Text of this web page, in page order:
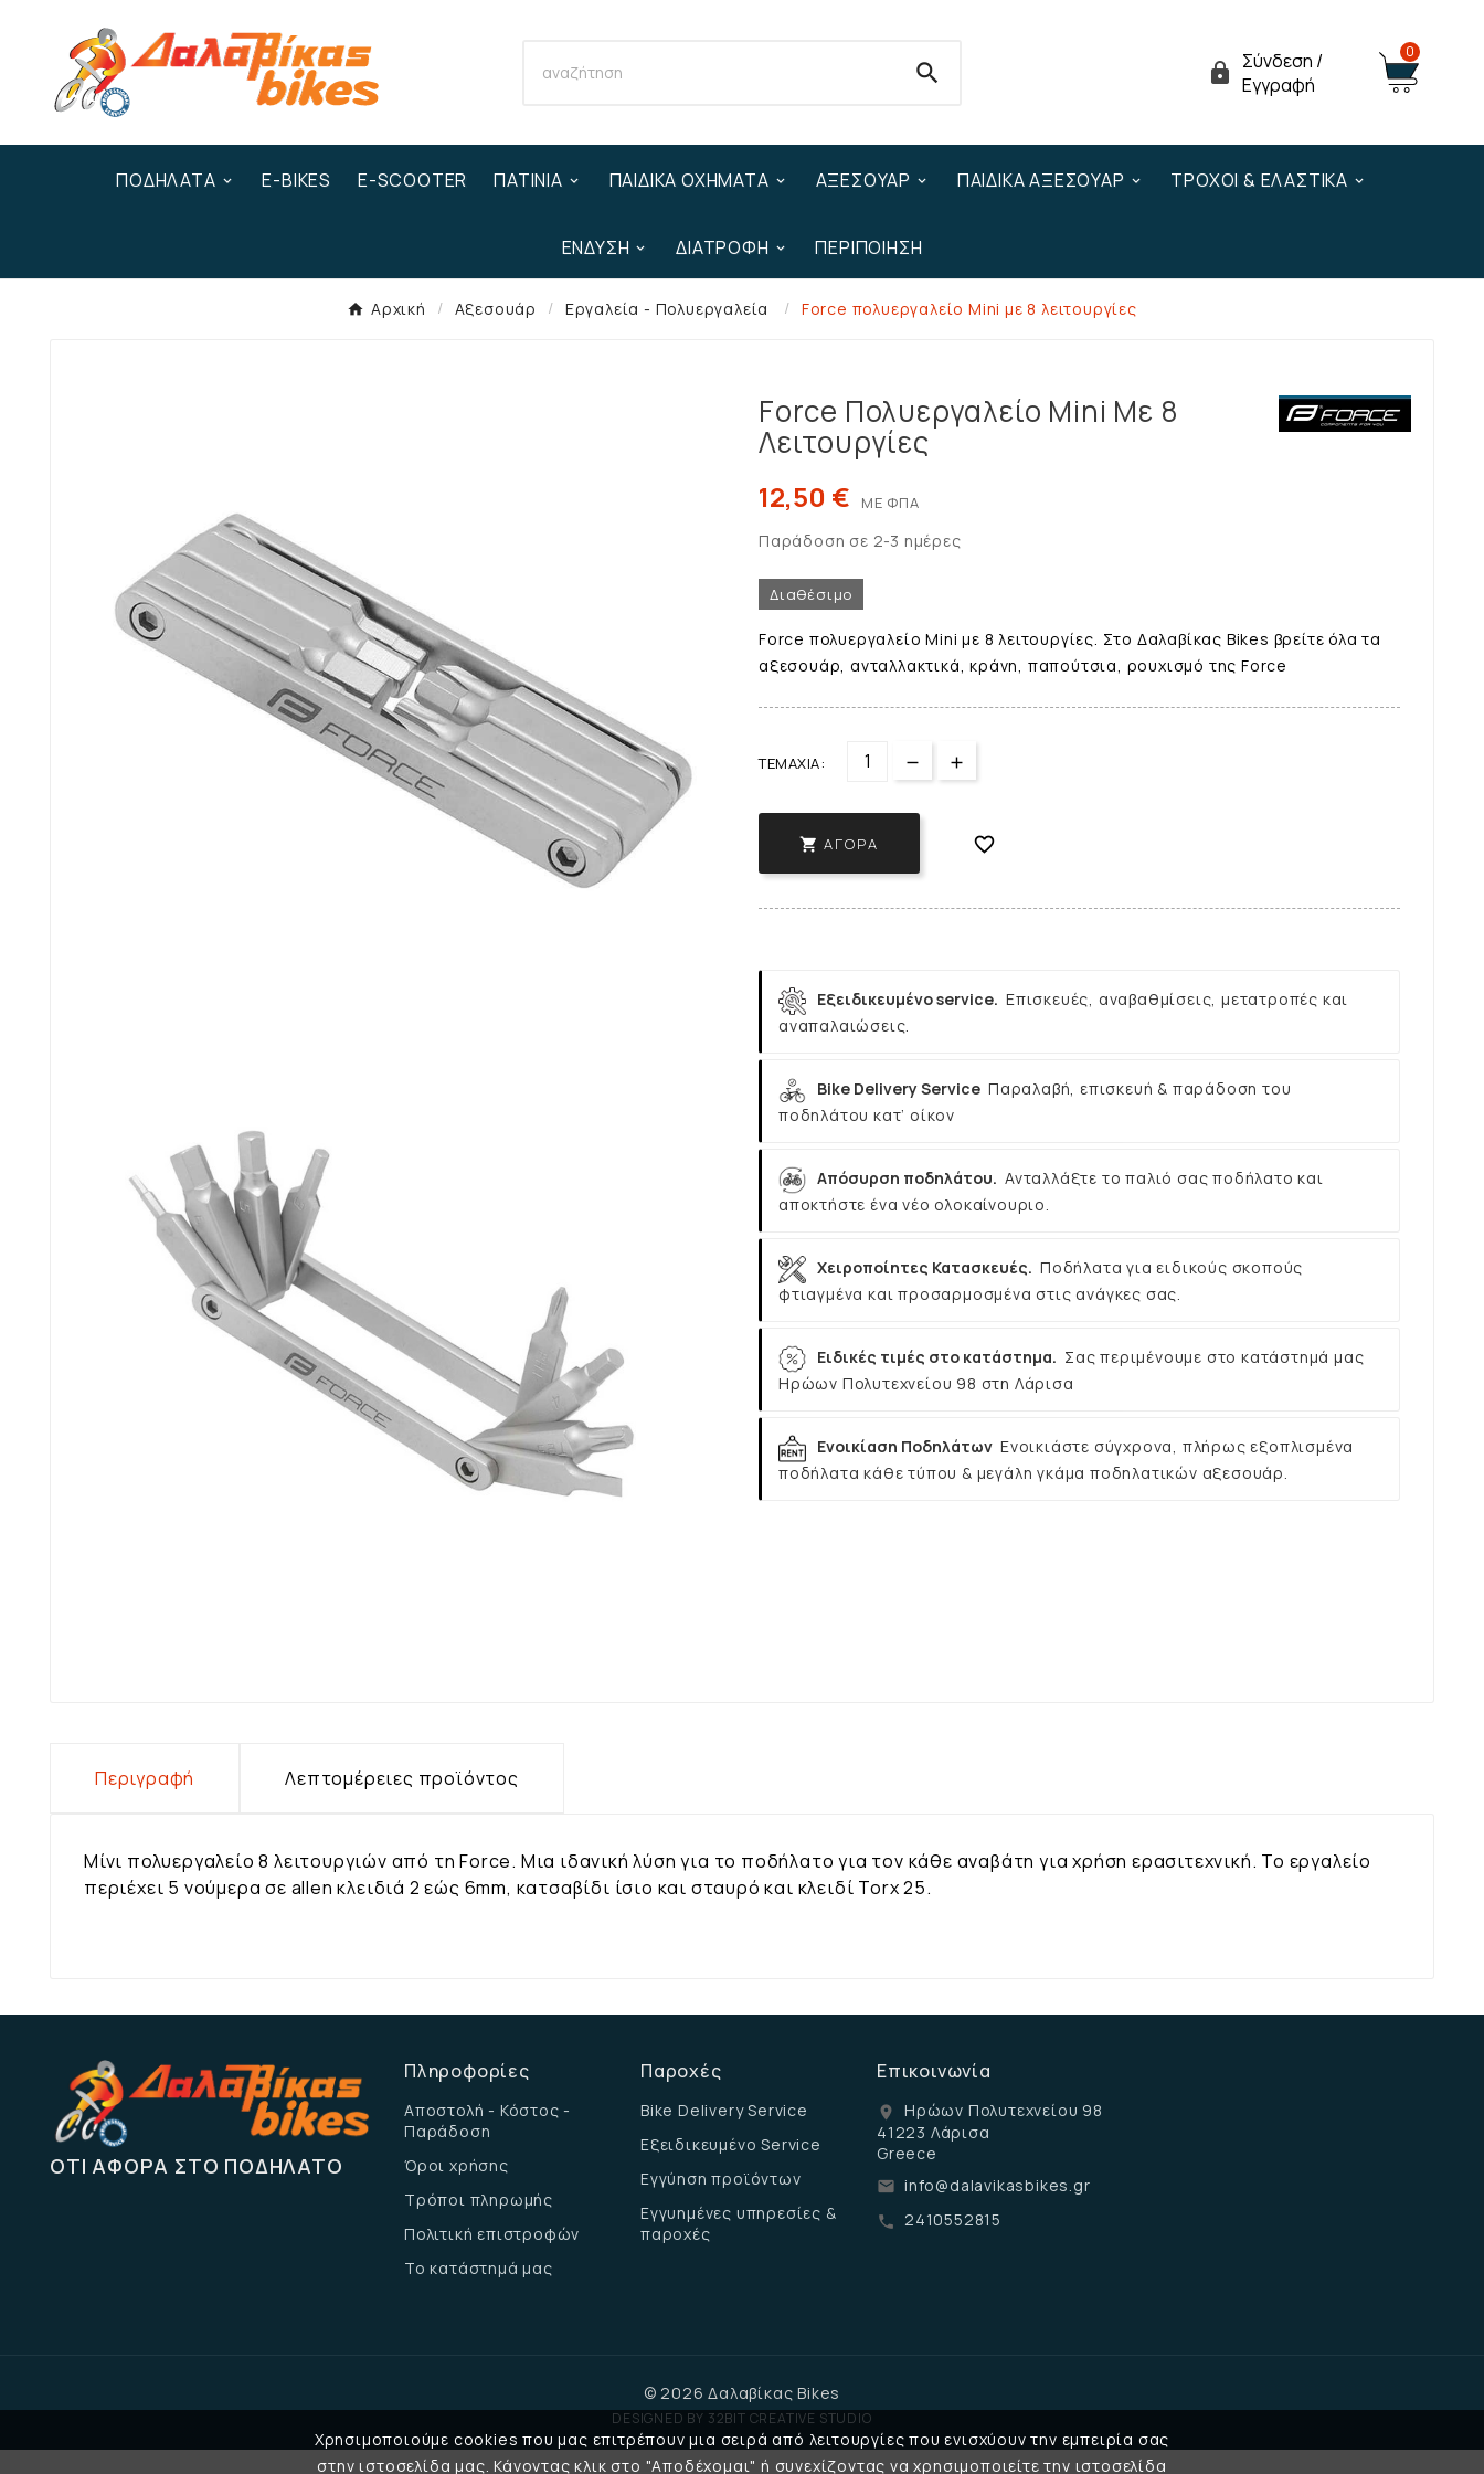
Χρησιμοποιούμε cookies που μας επιτρέπουν μια σειρά από λειτουργίες που ενισχύουν την εμπειρία σας
στην ιστοσελίδα μας. Κάνοντας κλικ στο "Αποδέχομαι" ή συνεχίζοντας να χρησιμοποιείτε την ιστοσελίδα
  Σύνδεση /
Εγγραφή
0
ΠΟΔΉΛΑΤΑ E-BIKES E-SCOOTER ΠΑΤΊΝΙΑ ΠΑΙΔΙΚΆ ΟΧΉΜΑΤΑ ΑΞΕΣΟΥΆΡ ΠΑΙΔΙΚΆ ΑΞΕΣΟΥΆΡ ΤΡΟΧΟΊ & ΕΛΑΣΤΙΚΆ
ΈΝΔΥΣΗ ΔΙΑΤΡΟΦΉ ΠΕΡΙΠΟΊΗΣΗ
Αρχική Αξεσουάρ Εργαλεία - Πολυεργαλεία Force πολυεργαλείο Mini με 8 λειτουργίες
Force Πολυεργαλείο Mini Με 8
Λειτουργίες
12,50 € ΜΕ ΦΠΑ
Παράδοση σε 2-3 ημέρες
Διαθέσιμο
Force πολυεργαλείο Mini με 8 λειτουργίες. Στο Δαλαβίκας Bikes βρείτε όλα τα
αξεσουάρ, ανταλλακτικά, κράνη, παπούτσια, ρουχισμό της Force
ΤΕΜΆΧΙΑ:
 ΑΓΟΡΆ 
Εξειδικευμένο service. Επισκευές, αναβαθμίσεις, μετατροπές και
αναπαλαιώσεις.
Bike Delivery Service Παραλαβή, επισκευή & παράδοση του
ποδηλάτου κατ’ οίκον
Απόσυρση ποδηλάτου. Ανταλλάξτε το παλιό σας ποδήλατο και
αποκτήστε ένα νέο ολοκαίνουριο.
Χειροποίητες Κατασκευές. Ποδήλατα για ειδικούς σκοπούς
φτιαγμένα και προσαρμοσμένα στις ανάγκες σας.
Ειδικές τιμές στο κατάστημα. Σας περιμένουμε στο κατάστημά μας
Ηρώων Πολυτεχνείου 98 στη Λάρισα
Ενοικίαση Ποδηλάτων Ενοικιάστε σύγχρονα, πλήρως εξοπλισμένα
ποδήλατα κάθε τύπου & μεγάλη γκάμα ποδηλατικών αξεσουάρ.
Περιγραφή Λεπτομέρειες προϊόντος
Μίνι πολυεργαλείο 8 λειτουργιών από τη Force. Μια ιδανική λύση για το ποδήλατο για τον κάθε αναβάτη για χρήση ερασιτεχνική. Το εργαλείο
περιέχει 5 νούμερα σε allen κλειδιά 2 εώς 6mm, κατσαβίδι ίσιο και σταυρό και κλειδί Torx 25.
ΌΤΙ ΑΦΟΡΆ ΣΤΟ ΠΟΔΉΛΑΤΟ
Πληροφορίες
Αποστολή - Κόστος -
Παράδοση
Όροι χρήσης
Τρόποι πληρωμής
Πολιτική επιστροφών
Το κατάστημά μας
Παροχές
Bike Delivery Service
Εξειδικευμένο Service
Εγγύηση προϊόντων
Εγγυημένες υπηρεσίες &
παροχές
Επικοινωνία
location_on
Ηρώων Πολυτεχνείου 98
41223 Λάρισα
Greece
email info@dalavikasbikes.gr
call 2410552815
© 2026 Δαλαβίκας Bikes
DESIGNED BY 32BIT CREATIVE STUDIO